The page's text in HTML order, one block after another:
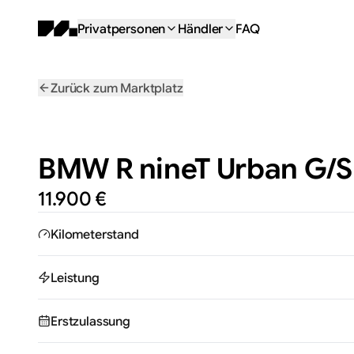
Privatpersonen Händler FAQ
Zurück zum Marktplatz
BMW R nineT Urban
11.900 €
Kilometerstand
Leistung
Erstzulassung